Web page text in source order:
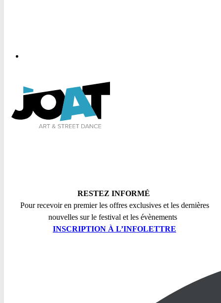
RESTEZ INFORMÉ
Pour recevoir en premier les offres exclusives et les dernières
nouvelles sur le festival et les évènements
INSCRIPTION À L’INFOLETTRE